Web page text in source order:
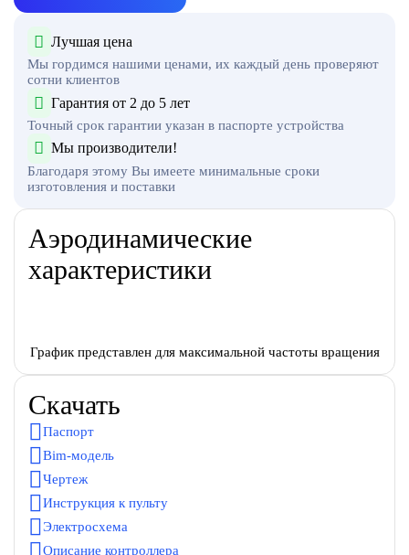
Лучшая цена
Мы гордимся нашими ценами, их каждый день проверяют
сотни клиентов
Гарантия от 2 до 5 лет
Точный срок гарантии указан в паспорте устройства
Мы производители!
Благодаря этому Вы имеете минимальные сроки
изготовления и поставки
Аэродинамические
характеристики
График представлен для максимальной частоты вращения
Скачать
Паспорт
Bim-модель
Чертеж
Инструкция к пульту
Электросхема
Описание контроллера